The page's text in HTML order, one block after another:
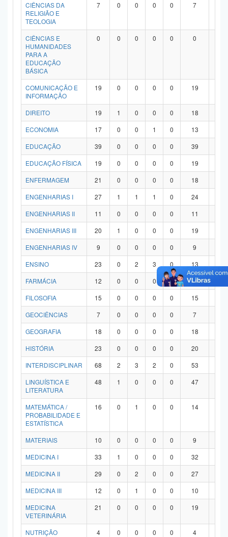
CIÊNCIAS DA
RELIGIÃO E
TEOLOGIA
7 0 0 0 0 7
CIÊNCIAS E
HUMANIDADES
PARA A
EDUCAÇÃO
BÁSICA
0 0 0 0 0 0
COMUNICAÇÃO E
INFORMAÇÃO
19 0 0 0 0 19
DIREITO 19 1 0 0 0 18
ECONOMIA
17 0 0 1 0 13
EDUCAÇÃO
39 0 0 0 0 39
EDUCAÇÃO FÍSICA
19 0 0 0 0 19
ENFERMAGEM
21 0 0 0 0 18
ENGENHARIAS I
27 1 1 1 0 24
ENGENHARIAS II
11 0 0 0 0 11
ENGENHARIAS III
20 1 0 0 0 19
ENGENHARIAS IV
9 0 0 0 0 9
ENSINO
23 0 2 3 0 13
FARMÁCIA
12 0 0 0 0 12
FILOSOFIA
15 0 0 0 0 15
GEOCIÊNCIAS
7 0 0 0 0 7
GEOGRAFIA
18 0 0 0 0 18
HISTÓRIA
23 0 0 0 0 20
INTERDISCIPLINAR
68 2 3 2 0 53
LINGUÍSTICA E
LITERATURA
48 1 0 0 0 47
MATEMÁTICA /
PROBABILIDADE E
ESTATÍSTICA
16 0 1 0 0 14
MATERIAIS 10 0 0 0 0 9
MEDICINA I
33 1 0 0 0 32
MEDICINA II
29 0 2 0 0 27
MEDICINA III
12 0 1 0 0 10
MEDICINA
VETERINÁRIA
21 0 0 0 0 19
NUTRIÇÃO 4 0 0 0 0 4